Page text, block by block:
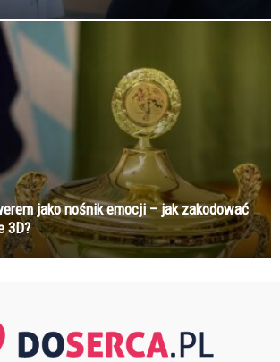
jako nośnik emocji – jak zakodować
3D?